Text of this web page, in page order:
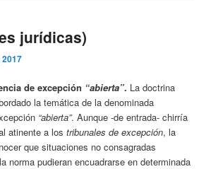
jurídicas)
de excepción “abierta”. La doctrina
la temática de la denominada
“abierta”. Aunque -de entrada- chirría
atinente a lostribunales de excepción, la
que situaciones no consagradas
norma pudieran encuadrarse en determinada